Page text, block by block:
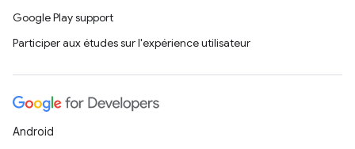
Google Play support
Participer aux études sur l'expérience utilisateur
Android